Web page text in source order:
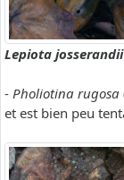
Lepiota josserandii
- Pholiotina rugosa
et est bien peu